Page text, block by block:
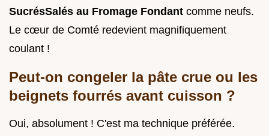
SucrésSalés au Fromage Fondant comme neufs.
Le cœur de Comté redevient magnifiquement
coulant !
Peut-on congeler la pâte crue ou les
beignets fourrés avant cuisson ?
Oui, absolument ! C'est ma technique préférée.